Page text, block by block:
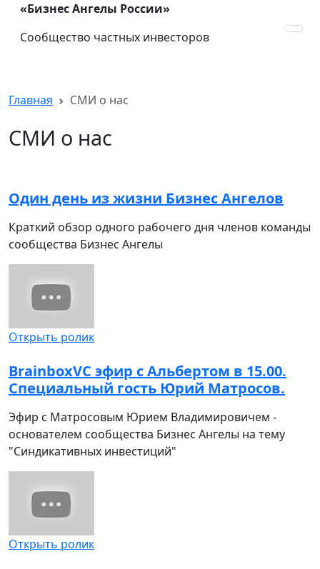
«Бизнес Ангелы России»
Сообщество частных инвесторов
Главная СМИ о нас
СМИ о нас
Один день из жизни Бизнес Ангелов
Краткий обзор одного рабочего дня членов команды
сообщества Бизнес Ангелы
Открыть ролик
BrainboxVC эфир с Альбертом в 15.00.
Специальный гость Юрий Матросов.
Эфир с Матросовым Юрием Владимировичем -
основателем сообщества Бизнес Ангелы на тему
"Синдикативных инвестиций"
Открыть ролик